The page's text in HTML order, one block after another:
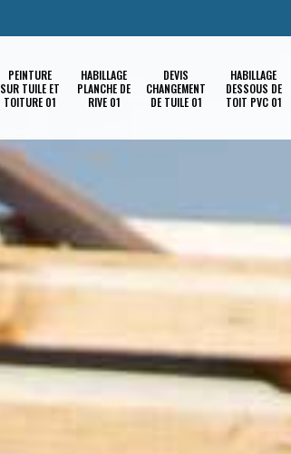
PEINTURE
SUR TUILE ET
TOITURE 01
HABILLAGE
PLANCHE DE
RIVE 01
DEVIS
CHANGEMENT
DE TUILE 01
HABILLAGE
DESSOUS DE
TOIT PVC 01